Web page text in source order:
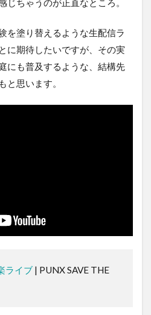
を塗り替えるような生配信ラ
に期待したいですが、その実
にも普及するような、結構先
と思います。
ライブ | PUNX SAVE THE